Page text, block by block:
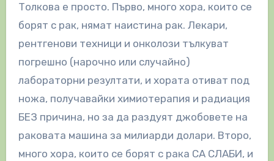
Толкова е просто. Първо, много хора, които се
борят с рак, нямат наистина рак. Лекари,
рентгенови техници и онколози тълкуват
погрешно (нарочно или случайно)
лабораторни резултати, и хората отиват под
ножа, получавайки химиотерапия и радиация
БЕЗ причина, но за да раздуят джобовете на
раковата машина за милиарди долари. Второ,
много хора, които се борят с рака СА СЛАБИ, и